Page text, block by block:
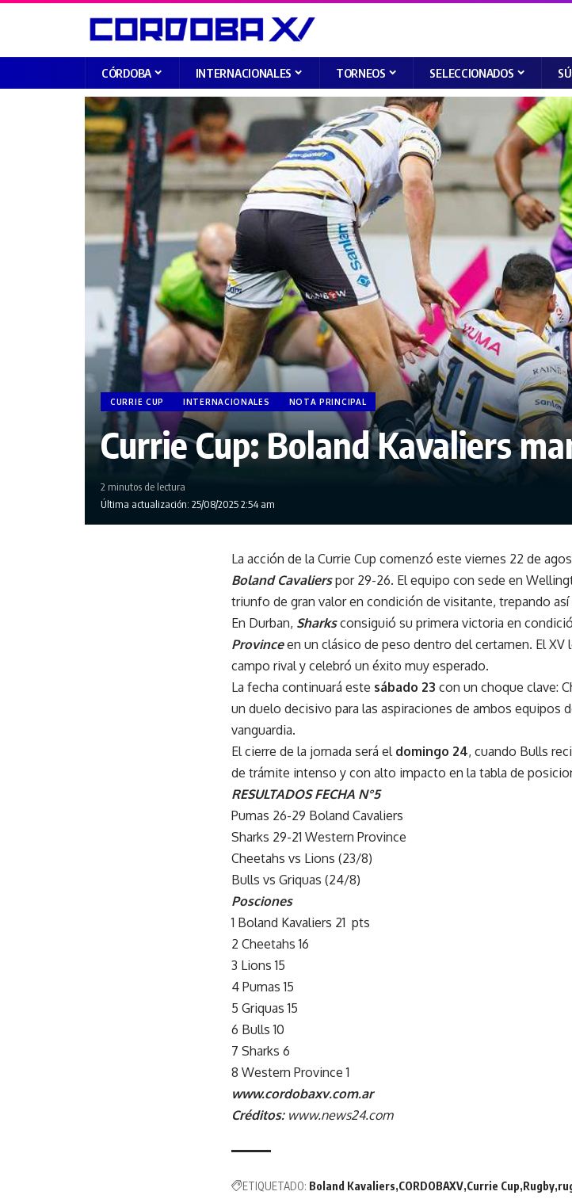
CÓRDOBA INTERNACIONALES TORNEOS SELECCIONADOS
CURRIE CUP INTERNACIONALES NOTA PRINCIPAL
Currie Cup: Boland Kavaliers
Última actualización: 25/08/2025 2:54 am
2 minutos de lectura
La acción de la Currie Cup comenzó este viernes 22 de
Boland Cavalierspor 29-26. El equipo con sede en
triunfo de gran valor en condición de visitante, trepando
En Durban, Sharks consiguió su primera victoria en
Provinceen un clásico de peso dentro del certamen. El
campo rival y celebró un éxito muy esperado.
La fecha continuará este sábado 23 con un choque clave:
un duelo decisivo para las aspiraciones de ambos equipos
vanguardia.
El cierre de la jornada será el domingo 24, cuando Bulls
de trámite intenso y con alto impacto en la tabla de
RESULTADOS FECHA N°5
Pumas 26-29 Boland Cavaliers
Sharks 29-21 Western Province
Cheetahs vs Lions (23/8)
Bulls vs Griquas (24/8)
Posciones
1 Boland Kavaliers 21 pts
2 Cheetahs 16
3 Lions 15
4 Pumas 15
5 Griquas 15
6 Bulls 10
7 Sharks 6
8 Western Province 1
www.cordobaxv.com.ar
Créditos: www.news24.com
ETIQUETADO: Boland Kavaliers CORDOBAXV Currie Cup Rugby